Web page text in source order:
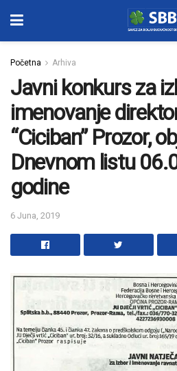
Početna Arhiva
Javni konkurs za
imenovanje
“Ciciban” Prozor,
Dnevnom listu
godine
6 Juna, 2019